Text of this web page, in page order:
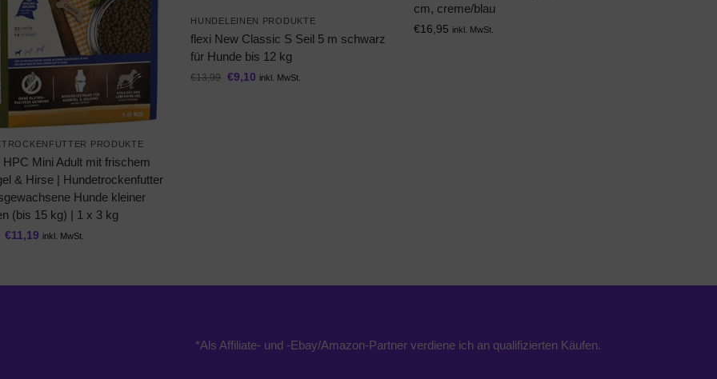
PRODUKTE
Mini Adult mit frischem
& Hirse | Hundetrockenfutter
Hunde kleiner
(bis 15 kg) | 1 x 3 kg
€11,19 inkl. MwSt.
HUNDELEINEN PRODUKTE
flexi New Classic S Seil 5 m schwarz
für Hunde bis 12 kg
€13,99 €9,10 inkl. MwSt.
cm, creme/blau
€16,95 inkl. MwSt.
*Als Affiliate- und -Ebay/Amazon-Partner verdiene ich an qualifizierten Käufen.